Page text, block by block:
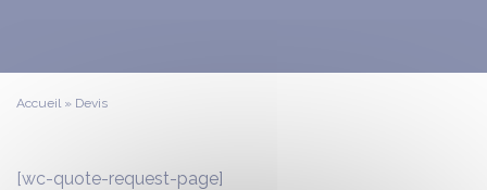
Accueil » Devis
[wc-quote-request-page]